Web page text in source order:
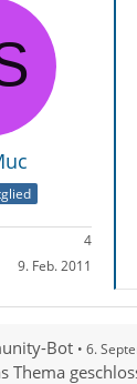
4
9. Feb. 2011
Bot 6.
Thema